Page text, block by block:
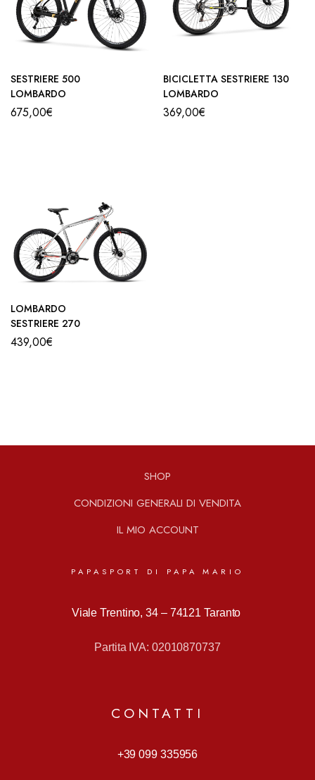
SESTRIERE 500
LOMBARDO
675,00€
BICICLETTA SESTRIERE 130
LOMBARDO
369,00€
LOMBARDO
SESTRIERE 270
439,00€
SHOP
CONDIZIONI GENERALI DI VENDITA
IL MIO ACCOUNT
PAPASPORT DI PAPA MARIO
Viale Trentino, 34 – 74121 Taranto
Partita IVA: 02010870737
CONTATTI
+39 099 335956